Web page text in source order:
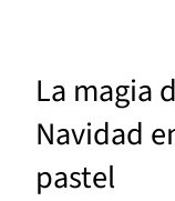
La magia
Navidad
pastel